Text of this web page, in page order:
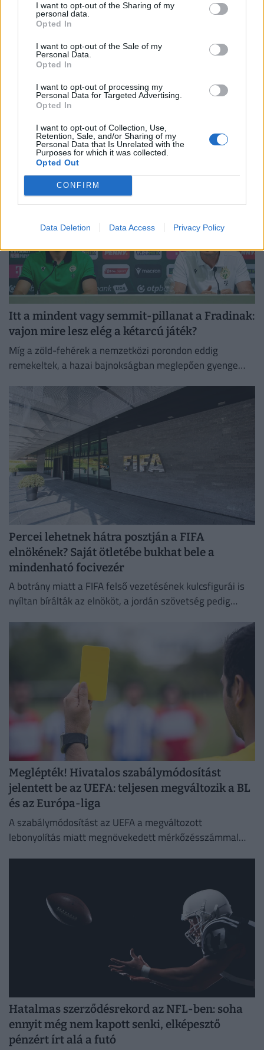
I want to opt-out of the Sharing of my
personal data.
Opted In
I want to opt-out of the Sale of my
Personal Data.
Opted In
I want to opt-out of processing my
Personal Data for Targeted Advertising.
Opted In
I want to opt-out of Collection, Use,
Retention, Sale, and/or Sharing of my
Personal Data that Is Unrelated with the
Purposes for which it was collected.
Opted Out
CONFIRM
Data Deletion Data Access Privacy Policy
A versenyt még megvárták: leléptek a
bokszolók Skóciában, menedékjogot kérhetnek
Több sportoló is nyomtalanul eltűnt a vasárnap véget ért
glasgow-i Nemzetközösségi Játékok után.
Itt a mindent vagy semmit-pillanat a Fradinak:
vajon mire lesz elég a kétarcú játék?
Míg a zöld-fehérek a nemzetközi porondon eddig
remekeltek, a hazai bajnokságban meglepően gyenge
Percei lehetnek hátra posztján a FIFA
elnökének? Saját ötletébe bukhat bele a
mindenható focivezér
A botrány miatt a FIFA felső vezetésének kulcsfigurái is
nyíltan bírálták az elnököt, a jordán szövetség pedig
Meglépték! Hivatalos szabálymódosítást
jelentett be az UEFA: teljesen megváltozik a BL
és az Európa-liga
A szabálymódosítást az UEFA a megváltozott
lebonyolítás miatt megnövekedett mérkőzésszámmal
Hatalmas szerződésrekord az NFL-ben: soha
ennyit még nem kapott senki, elképesztő
pénzért írt alá a futó